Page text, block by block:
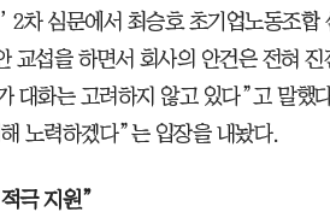
2차 심문에서 최승호 초기업노동조합
교섭을 하면서 회사의 안건은 전혀 진
대화는 고려하지 않고 있다”고 말했
노력하겠다”는 입장을 내놨다.
극 지원”